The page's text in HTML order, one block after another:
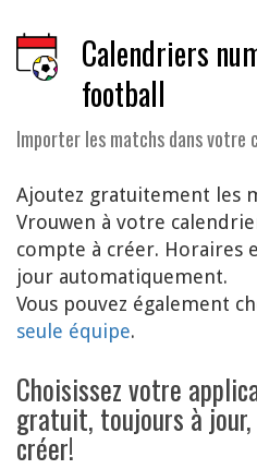
Calendriers
football
Importer les matchs dans votre
Ajoutez gratuitement les
Vrouwen à votre
compte à créer. Horaires
jour automatiquement.
Vous pouvez également
seule équipe.
Choisissez votre
gratuit, toujours à
créer!